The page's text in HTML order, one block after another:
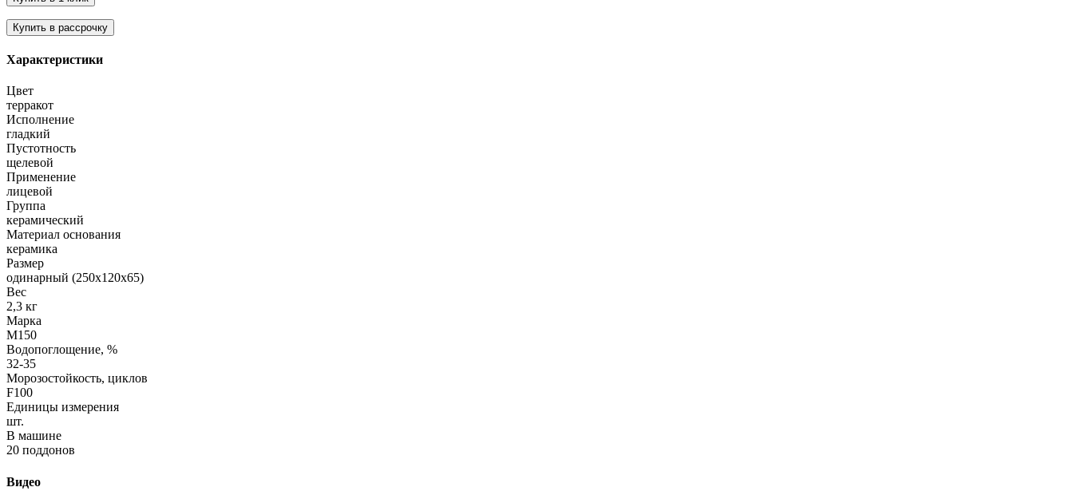
Характеристики
Цвет
терракот
Исполнение
гладкий
Пустотность
щелевой
Применение
лицевой
Группа
керамический
Материал основания
керамика
Размер
одинарный (250х120х65)
Вес
2,3 кг
Марка
М150
Водопоглощение, %
32-35
Морозостойкость, циклов
F100
Единицы измерения
шт.
В машине
20 поддонов
Видео